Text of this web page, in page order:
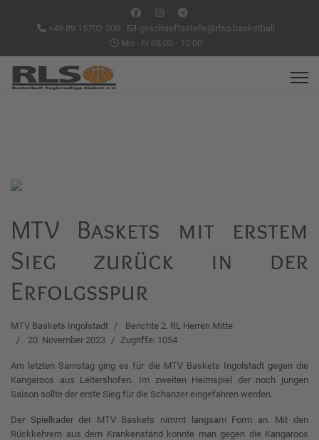
+49 89 15702-300
geschaeftsstelle@rlso.basketball
Mo - Fr 08:00 - 12:00
MTV Baskets mit erstem
Sieg zurück in der
Erfolgsspur
MTV Baskets Ingolstadt
Berichte 2. RL Herren Mitte
20. November 2023
Zugriffe: 1054
Am letzten Samstag ging es für die MTV Baskets Ingolstadt gegen die
Kangaroos aus Leitershofen. Im zweiten Heimspiel der noch jungen
Saison sollte der erste Sieg für die Schanzer eingefahren werden.
Der Spielkader der MTV Baskets nimmt langsam Form an. Mit den
Rückkehrern aus dem Krankenstand konnte man gegen die Kangaroos